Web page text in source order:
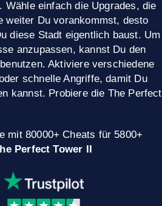
einfach die Upgrades, die
weiter Du vorankommst, desto
diese Stadt eigentlich baust. Um
anzupassen, kannst Du den
Aktiviere verschiedene
schnelle Angriffe, damit Du
kannst. Probiere die The Perfect
mit 80000+ Cheats für 5800+
Perfect Tower II